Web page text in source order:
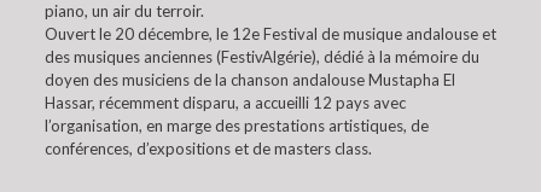
piano, un air du terroir.
Ouvert le 20 décembre, le 12e Festival de musique andalouse et
des musiques anciennes (FestivAlgérie), dédié à la mémoire du
doyen des musiciens de la chanson andalouse Mustapha El
Hassar, récemment disparu, a accueilli 12 pays avec
l’organisation, en marge des prestations artistiques, de
conférences, d’expositions et de masters class.